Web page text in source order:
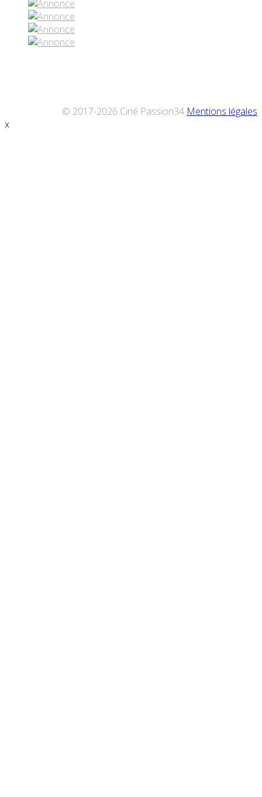
© 2017-2026 Ciné Passion34 Mentions légales
x